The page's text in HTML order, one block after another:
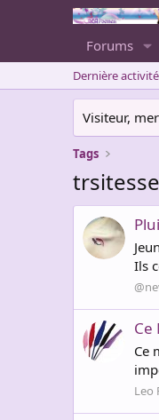
Forums
Dernière activité
Visiteur,
Tags
trsitesse
Ils
Ce
Ce
Leo